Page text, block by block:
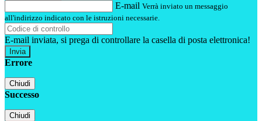
E-mail Verrà inviato un messaggio
all'indirizzo indicato con le istruzioni necessarie.
E-mail inviata, si prega di controllare la casella di posta elettronica!
Errore
Chiudi
Successo
Chiudi